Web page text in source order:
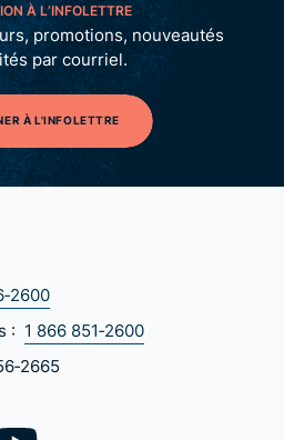
À L’INFOLETTRE
promotions, nouveautés
par courriel.
À L'INFOLETTRE
: 1 866 851‑2600